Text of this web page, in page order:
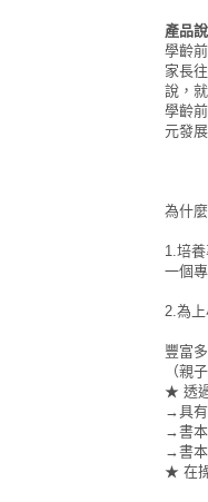
產品說
學齡
家長
說，
學齡
元發
為什
1.培
一個
2.為
豐富
（親
★ 透
→具有
→書本
→書
★ 在